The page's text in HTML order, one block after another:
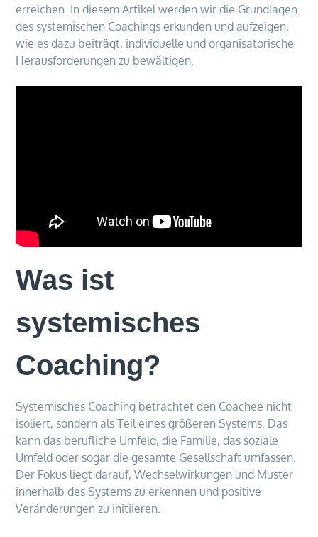
erreichen. In diesem Artikel werden wir die Grundlagen
des systemischen Coachings erkunden und aufzeigen,
wie es dazu beiträgt, individuelle und organisatorische
Herausforderungen zu bewältigen.
Was ist
systemisches
Coaching?
Systemisches Coaching betrachtet den Coachee nicht
isoliert, sondern als Teil eines größeren Systems. Das
kann das berufliche Umfeld, die Familie, das soziale
Umfeld oder sogar die gesamte Gesellschaft umfassen.
Der Fokus liegt darauf, Wechselwirkungen und Muster
innerhalb des Systems zu erkennen und positive
Veränderungen zu initiieren.